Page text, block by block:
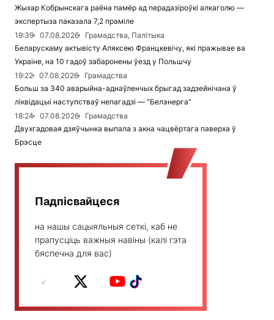
Жыхар Кобрынскага раёна памёр ад перадазіроўкі алкаголю —
экспертыза паказала 7,2 праміле
19:39
07.08.2026
Грамадства, Палітыка
Беларускаму актывісту Аляксею Францкевічу, які пражывае ва
Украіне, на 10 гадоў забаронены ўезд у Польшчу
19:22
07.08.2026
Грамадства
Больш за 340 аварыйна-аднаўленчых брыгад задзейнічана ў
ліквідацыі наступстваў непагадзі — "Белэнерга"
18:24
07.08.2026
Грамадства
Двухгадовая дзяўчынка выпала з акна чацвёртага паверха ў
Брэсце
Падпісвайцеся
на нашы сацыяльныя сеткі, каб не
прапусціць важныя навіны (калі гэта
бяспечна для вас)